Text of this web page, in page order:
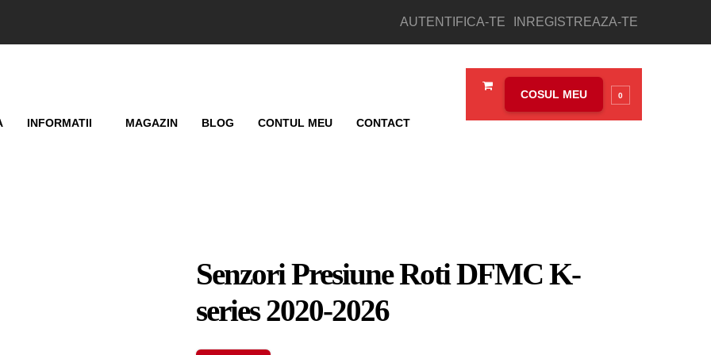
AUTENTIFICA-TE INREGISTREAZA-TE
COSUL MEU 0
INFORMATII MAGAZIN BLOG CONTUL MEU CONTACT
Senzori Presiune Roti DFMC K-
series 2020-2026